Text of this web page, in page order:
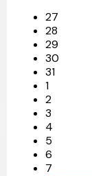
27
28
29
30
31
1
2
3
4
5
6
7